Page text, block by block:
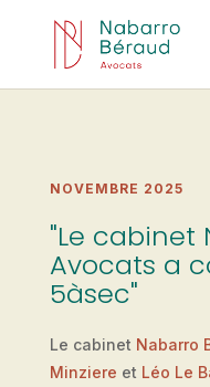
NOVEMBRE 2025
"Le cabinet
Avocats a
5àsec"
Le cabinet Nabarro
Minziere et Léo Le